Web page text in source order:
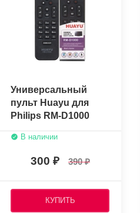
Универсальный
пульт Huayu для
Philips RM-D1000
В наличии
300 390
КУПИТЬ